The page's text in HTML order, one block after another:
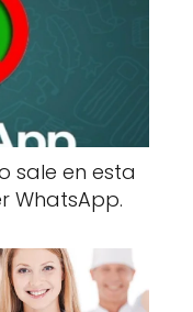
sale en esta
WhatsApp.